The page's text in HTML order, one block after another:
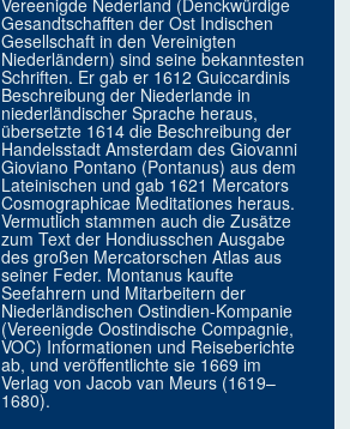
Vereenigde Nederland (Denckwürdige
Gesandtschafften der Ost Indischen
Gesellschaft in den Vereinigten
Niederländern) sind seine bekanntesten
Schriften. Er gab er 1612 Guiccardinis
Beschreibung der Niederlande in
niederländischer Sprache heraus,
übersetzte 1614 die Beschreibung der
Handelsstadt Amsterdam des Giovanni
Gioviano Pontano (Pontanus) aus dem
Lateinischen und gab 1621 Mercators
Cosmographicae Meditationes heraus.
Vermutlich stammen auch die Zusätze
zum Text der Hondiusschen Ausgabe
des großen Mercatorschen Atlas aus
seiner Feder. Montanus kaufte
Seefahrern und Mitarbeitern der
Niederländischen Ostindien-Kompanie
(Vereenigde Oostindische Compagnie,
VOC) Informationen und Reiseberichte
ab, und veröffentlichte sie 1669 im
Verlag von Jacob van Meurs (1619–
1680).